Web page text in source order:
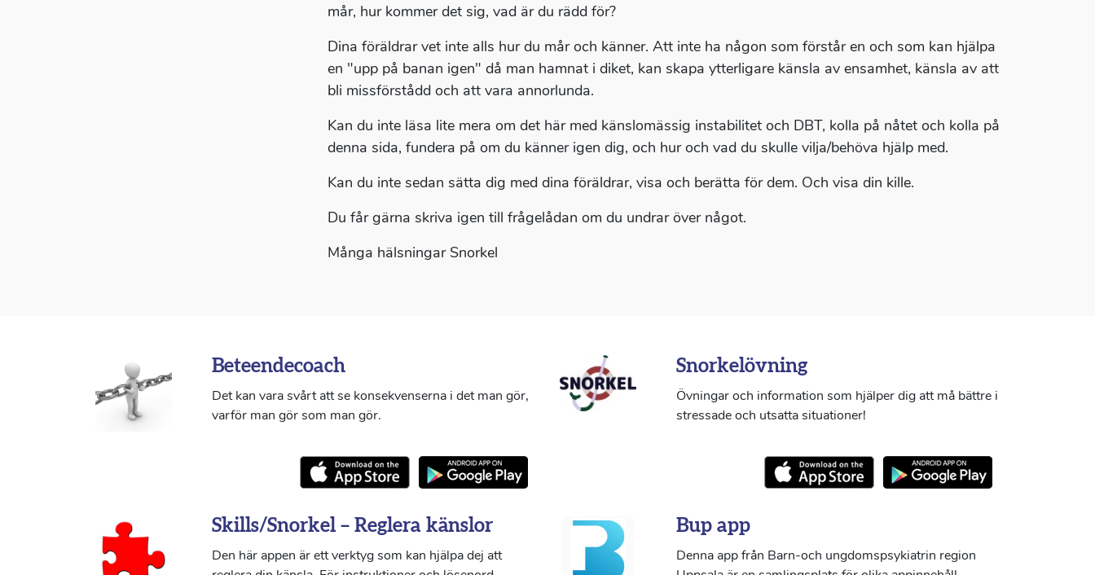
mår, hur kommer det sig, vad är du rädd för?
Dina föräldrar vet inte alls hur du mår och känner. Att inte ha någon som förstår en och som kan hjälpa
en "upp på banan igen" då man hamnat i diket, kan skapa ytterligare känsla av ensamhet, känsla av att
bli missförstådd och att vara annorlunda.
Kan du inte läsa lite mera om det här med känslomässig instabilitet och DBT, kolla på nåtet och kolla på
denna sida, fundera på om du känner igen dig, och hur och vad du skulle vilja/behöva hjälp med.
Kan du inte sedan sätta dig med dina föräldrar, visa och berätta för dem. Och visa din kille.
Du får gärna skriva igen till frågelådan om du undrar över något.
Många hälsningar Snorkel
Beteendecoach
Det kan vara svårt att se konsekvenserna i det man gör,
varför man gör som man gör.
Snorkelövning
Övningar och information som hjälper dig att må bättre i
stressade och utsatta situationer!
Skills/Snorkel – Reglera känslor
Den här appen är ett verktyg som kan hjälpa dej att
Bup app
Denna app från Barn-och ungdomspsykiatrin region